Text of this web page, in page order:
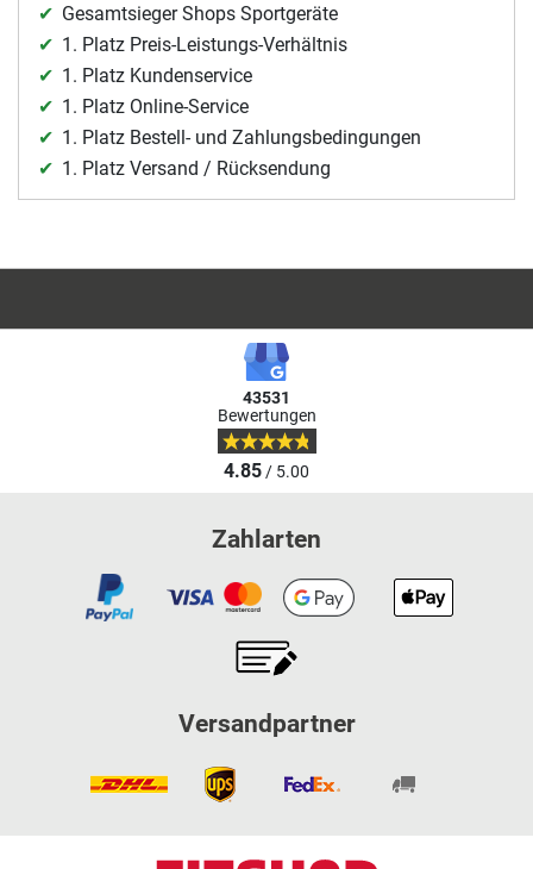
Gesamtsieger Shops Sportgeräte
1. Platz Preis-Leistungs-Verhältnis
1. Platz Kundenservice
1. Platz Online-Service
1. Platz Bestell- und Zahlungsbedingungen
1. Platz Versand / Rücksendung
43531
Bewertungen
4.85/ 5.00
Zahlarten
Versandpartner